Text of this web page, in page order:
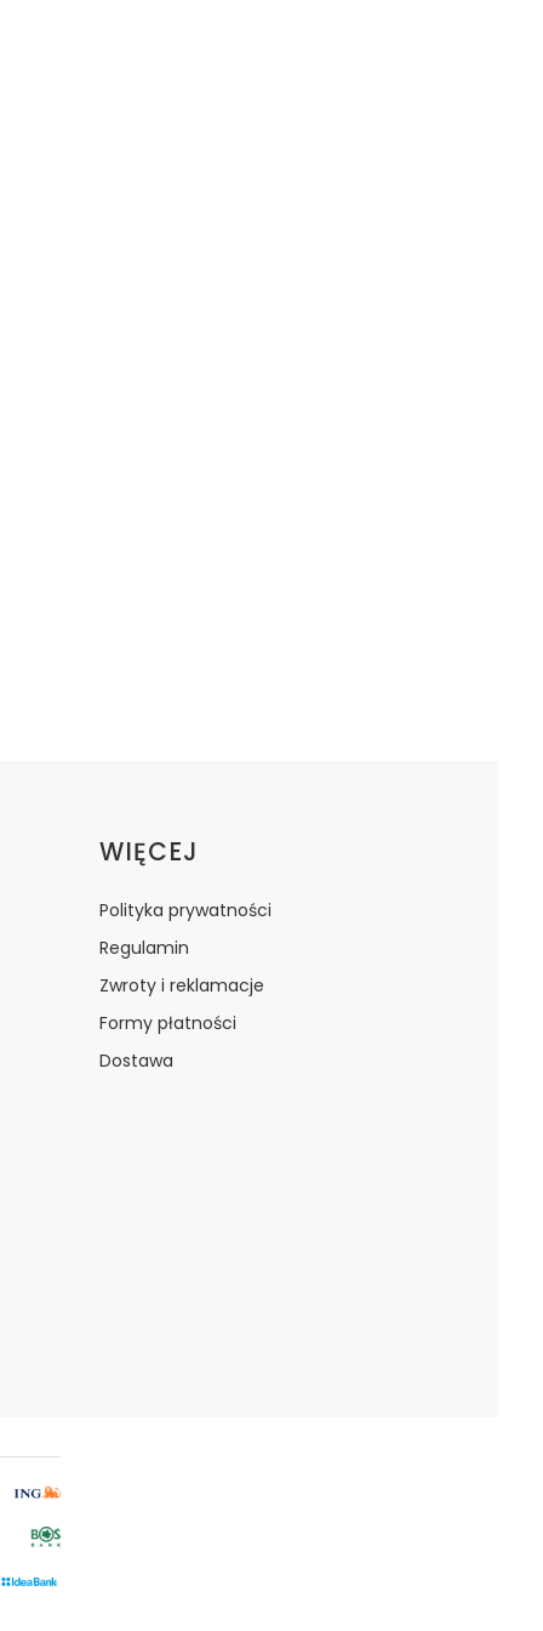
WIĘCEJ
Polityka prywatności
Regulamin
Zwroty i reklamacje
Formy płatności
Dostawa